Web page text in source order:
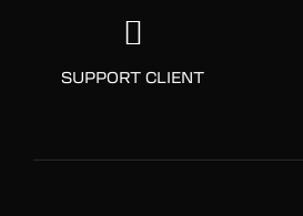
SUPPORT CLIENT